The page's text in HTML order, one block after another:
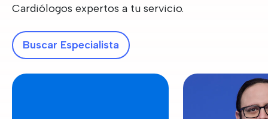
Cardiólogos expertos a tu servicio.
Buscar Especialista